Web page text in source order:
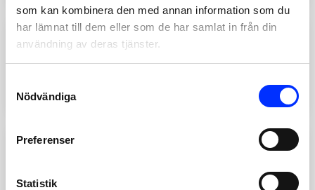
som kan kombinera den med annan information som du
har lämnat till dem eller som de har samlat in från din
användning av deras tjänster.
Selection
Nödvändiga
Preferenser
Statistik
9418806
BOTTENVENTIL TAPWELL
Add